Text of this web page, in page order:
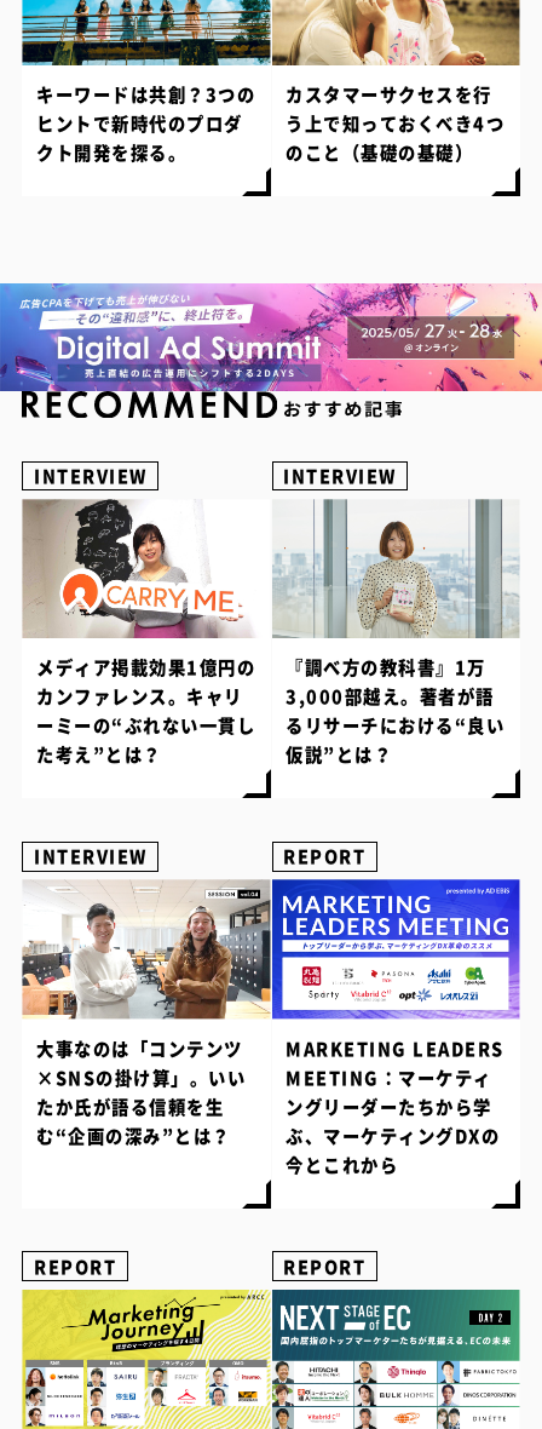
キーワードは共創？3つの
ヒントで新時代のプロダ
クト開発を探る。
カスタマーサクセスを行
う上で知っておくべき4つ
のこと（基礎の基礎）
INTERVIEW
メディア掲載効果1億円の
カンファレンス。キャリ
ーミーの“ぶれない一貫し
た考え”とは？
INTERVIEW
『調べ方の教科書』1万
3,000部越え。著者が語
るリサーチにおける“良い
仮説”とは？
INTERVIEW
大事なのは「コンテンツ
×SNSの掛け算」。いい
たか氏が語る信頼を生
む“企画の深み”とは？
REPORT
MARKETING LEADERS
MEETING：マーケティ
ングリーダーたちから学
ぶ、マーケティングDXの
今とこれから
REPORT REPORT